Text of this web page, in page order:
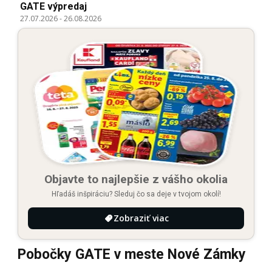
GATE výpredaj
27.07.2026-26.08.2026
Objavte to najlepšie z vášho okolia
Hľadáš inšpiráciu? Sleduj čo sa deje v tvojom okolí!
Zobraziť viac
Pobočky GATE v meste Nové Zámky